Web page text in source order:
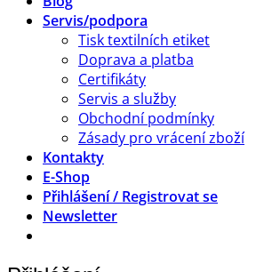
Servis/podpora
Tisk textilních etiket
Doprava a platba
Certifikáty
Servis a služby
Obchodní podmínky
Zásady pro vrácení zboží
Kontakty
E-Shop
Přihlášení / Registrovat se
Newsletter